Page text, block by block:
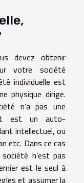
devez obtenir
votre société
individuelle est
physique dirige.
n’a pas une
est un auto-
intellectuel, ou
etc. Dans ce cas
n’est pas
est le seul à
et assumer la